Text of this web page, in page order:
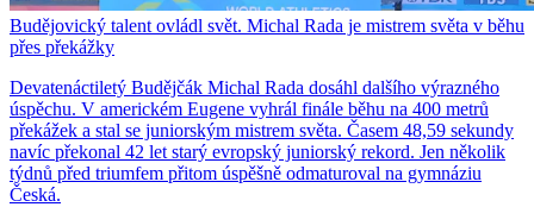
Budějovický talent ovládl svět. Michal Rada je mistrem světa v běhu
přes překážky
Devatenáctiletý Budějčák Michal Rada dosáhl dalšího výrazného
úspěchu. V americkém Eugene vyhrál finále běhu na 400 metrů
překážek a stal se juniorským mistrem světa. Časem 48,59 sekundy
navíc překonal 42 let starý evropský juniorský rekord. Jen několik
týdnů před triumfem přitom úspěšně odmaturoval na gymnáziu
Česká.